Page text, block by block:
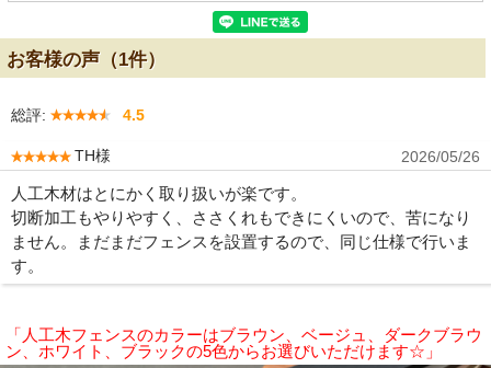
お客様の声（1件）
総評: 4.5
TH様 2026/05/26
人工木材はとにかく取り扱いが楽です。
切断加工もやりやすく、ささくれもできにくいので、苦になり
ません。まだまだフェンスを設置するので、同じ仕様で行いま
す。
「人工木フェンスのカラーはブラウン、ベージュ、ダークブラウ
ン、ホワイト、ブラックの5色からお選びいただけます☆」